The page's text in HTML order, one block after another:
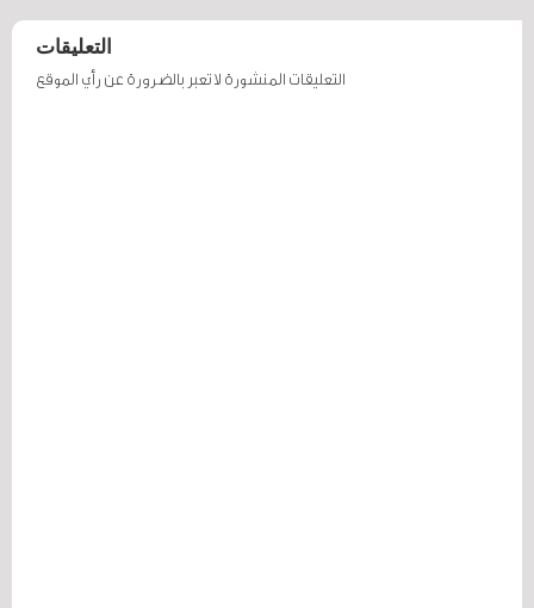
التعليقات
التعليقات المنشورة لا تعبر بالضرورة عن رأي الموقع